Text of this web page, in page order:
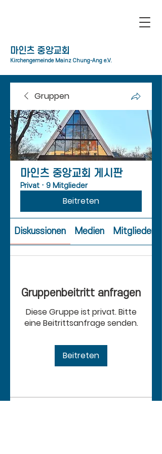
​마인츠 중앙교회
Kirchengemeinde Mainz Chung-Ang e.V.
Gruppen
​마인츠 중앙교회 게시판
Privat · 9 Mitglieder
Beitreten
Diskussionen Medien Mitglieder
Gruppenbeitritt anfragen
Diese Gruppe ist privat. Bitte
eine Beitrittsanfrage senden.
Beitreten